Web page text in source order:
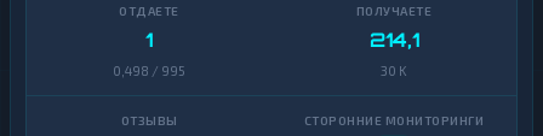
1
0,498 / 995
214,1
30 K